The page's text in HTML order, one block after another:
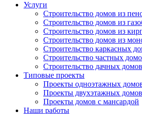
Услуги
Строительство домов из
Строительство домов из
Строительство домов из
Строительство домов из
Строительство каркасных
Строительство частных
Строительство дачных домов
Типовые проекты
Проекты одноэтажных
Проекты двухэтажных домов
Проекты домов с мансардой
Наши работы